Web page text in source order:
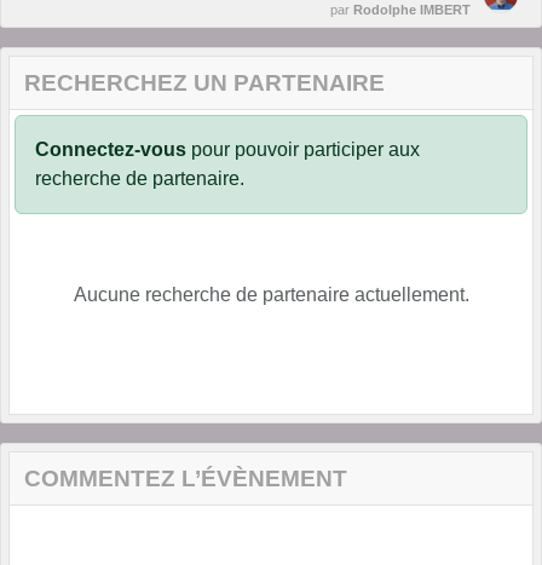
par Rodolphe IMBERT
RECHERCHEZ UN PARTENAIRE
Connectez-vous pour pouvoir participer aux
recherche de partenaire.
Aucune recherche de partenaire actuellement.
COMMENTEZ L’ÉVÈNEMENT